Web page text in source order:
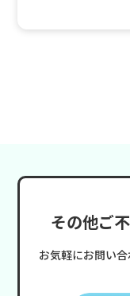
その他ご
お気軽にお問い